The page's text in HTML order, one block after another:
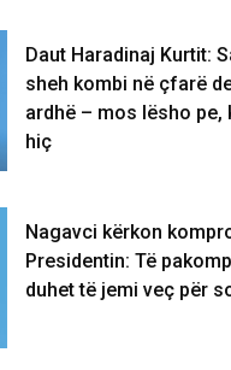
Daut Haradinaj Kurtit:
sheh kombi në çfarë
ardhë – mos lësho pe,
hiç
Nagavci kërkon
Presidentin: Të
duhet të jemi veç për